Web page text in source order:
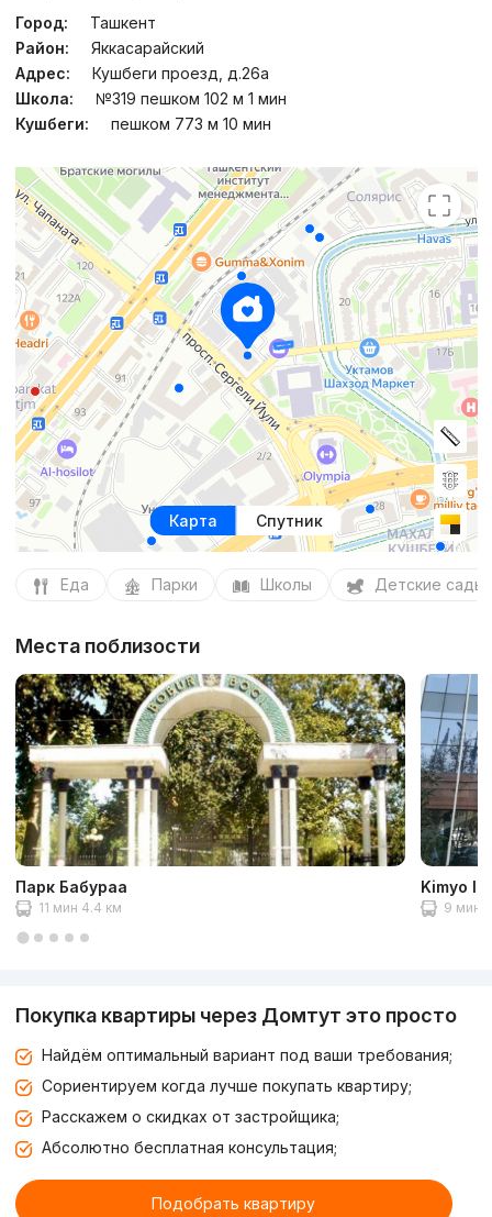
Город:
Ташкент
Район:
Яккасарайский
Адрес:
Кушбеги проезд, д.26a
Школа:
№319 пешком 102 м 1 мин
Кушбеги:
пешком 773 м 10 мин
Карта Спутник
Еда Парки Школы Детские сады
Места поблизости
Парк Бабураa
11 мин 4.4 км
Kimyo
9 мин
Покупка квартиры через Домтут это просто
Найдём оптимальный вариант под ваши требования;
Сориентируем когда лучше покупать квартиру;
Расскажем о скидках от застройщика;
Абсолютно бесплатная консультация;
Подобрать квартиру